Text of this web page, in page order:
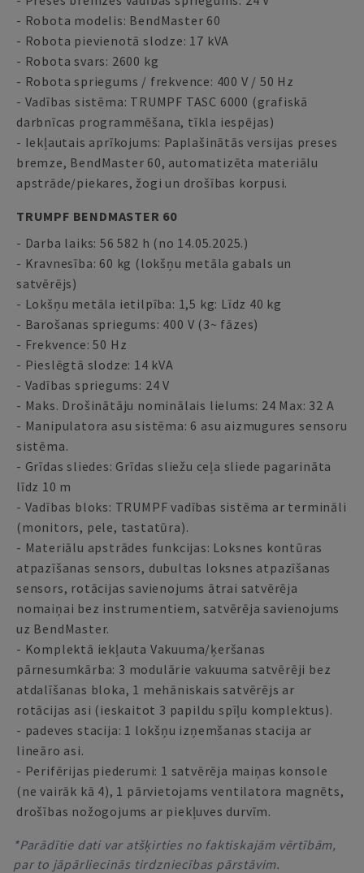
- Robota modelis: BendMaster 60
- Robota pievienotā slodze: 17 kVA
- Robota svars: 2600 kg
- Robota spriegums / frekvence: 400 V / 50 Hz
- Vadības sistēma: TRUMPF TASC 6000 (grafiskā
darbnīcas programmēšana, tīkla iespējas)
- Iekļautais aprīkojums: Paplašinātās versijas preses
bremze, BendMaster 60, automatizēta materiālu
apstrāde/piekares, žogi un drošības korpusi.
TRUMPF BENDMASTER 60
- Darba laiks: 56 582 h (no 14.05.2025.)
- Kravnesība: 60 kg (lokšņu metāla gabals un
satvērējs)
- Lokšņu metāla ietilpība: 1,5 kg: Līdz 40 kg
- Barošanas spriegums: 400 V (3~ fāzes)
- Frekvence: 50 Hz
- Pieslēgtā slodze: 14 kVA
- Vadības spriegums: 24 V
- Maks. Drošinātāju nominālais lielums: 24 Max: 32 A
- Manipulatora asu sistēma: 6 asu aizmugures sensoru
sistēma.
- Grīdas sliedes: Grīdas sliežu ceļa sliede pagarināta
līdz 10 m
- Vadības bloks: TRUMPF vadības sistēma ar termināli
(monitors, pele, tastatūra).
- Materiālu apstrādes funkcijas: Loksnes kontūras
atpazīšanas sensors, dubultas loksnes atpazīšanas
sensors, rotācijas savienojums ātrai satvērēja
nomaiņai bez instrumentiem, satvērēja savienojums
uz BendMaster.
- Komplektā iekļauta Vakuuma/ķeršanas
pārnesumkārba: 3 modulārie vakuuma satvērēji bez
atdalīšanas bloka, 1 mehāniskais satvērējs ar
rotācijas asi (ieskaitot 3 papildu spīļu komplektus).
- padeves stacija: 1 lokšņu izņemšanas stacija ar
lineāro asi.
- Perifērijas piederumi: 1 satvērēja maiņas konsole
(ne vairāk kā 4), 1 pārvietojams ventilatora magnēts,
drošības nožogojums ar piekļuves durvīm.
*Parādītie dati var atšķirties no faktiskajām vērtībām,
par to jāpārliecinās tirdzniecības pārstāvim.